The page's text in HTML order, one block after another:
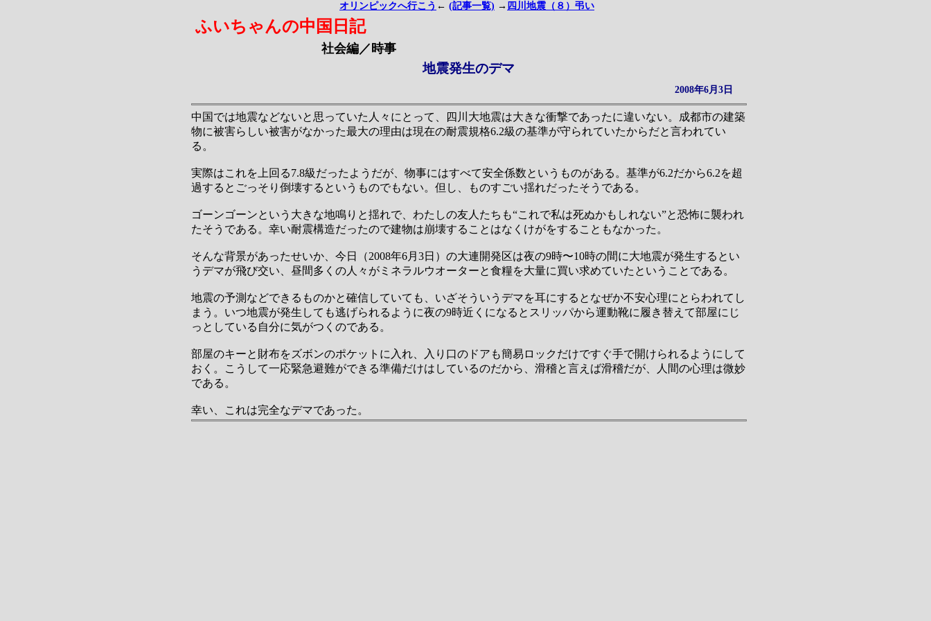
オリンピックへ行こう ← (記事一覧) → 四川地震（８）弔い
ふいちゃんの中国日記
社会編／時事
地震発生のデマ
2008年6月3日
中国では地震などないと思っていた人々にとって、四川大地震は大きな衝撃であったに違いない。成都市の建築
物に被害らしい被害がなかった最大の理由は現在の耐震規格6.2級の基準が守られていたからだと言われてい
る。
実際はこれを上回る7.8級だったようだが、物事にはすべて安全係数というものがある。基準が6.2だから6.2を超
過するとごっそり倒壊するというものでもない。但し、ものすごい揺れだったそうである。
ゴーンゴーンという大きな地鳴りと揺れで、わたしの友人たちも“これで私は死ぬかもしれない”と恐怖に襲われ
たそうである。幸い耐震構造だったので建物は崩壊することはなくけがをすることもなかった。
そんな背景があったせいか、今日（2008年6月3日）の大連開発区は夜の9時〜10時の間に大地震が発生するとい
うデマが飛び交い、昼間多くの人々がミネラルウオーターと食糧を大量に買い求めていたということである。
地震の予測などできるものかと確信していても、いざそういうデマを耳にするとなぜか不安心理にとらわれてし
まう。いつ地震が発生しても逃げられるように夜の9時近くになるとスリッパから運動靴に履き替えて部屋にじ
っとしている自分に気がつくのである。
部屋のキーと財布をズボンのポケットに入れ、入り口のドアも簡易ロックだけですぐ手で開けられるようにして
おく。こうして一応緊急避難ができる準備だけはしているのだから、滑稽と言えば滑稽だが、人間の心理は微妙
である。
幸い、これは完全なデマであった。